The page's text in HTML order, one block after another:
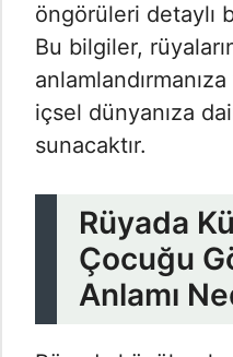
öngörüleri detaylı
Bu bilgiler,
içsel dünyanıza
sunacaktır.
Rüyada
Çocuğu
Anlamı